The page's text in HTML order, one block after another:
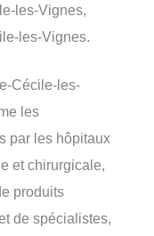
les-Vignes,
les-Vignes.
Cécile-les-
les
par les hôpitaux
et chirurgicale,
produits
de spécialistes,